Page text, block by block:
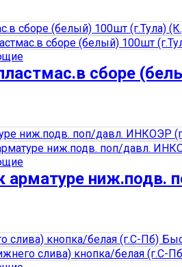
сборе
арматуре